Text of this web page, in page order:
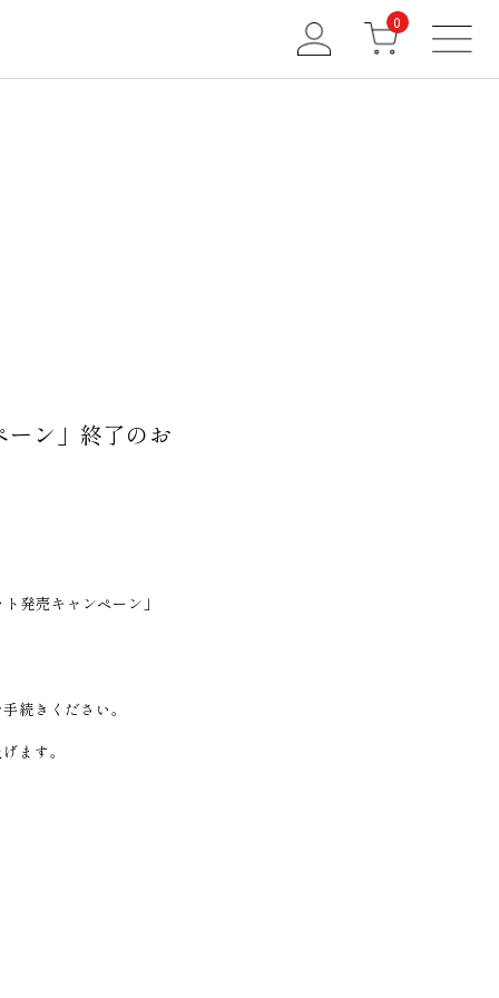
0
ーン」終了のお
発売キャンペーン」
続きください。
ます。